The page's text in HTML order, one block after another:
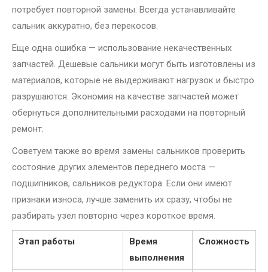
потребует повторной замены. Всегда устанавливайте
сальник аккуратно, без перекосов.
Еще одна ошибка — использование некачественных
запчастей. Дешевые сальники могут быть изготовлены из
материалов, которые не выдерживают нагрузок и быстро
разрушаются. Экономия на качестве запчастей может
обернуться дополнительными расходами на повторный
ремонт.
Советуем также во время замены сальников проверить
состояние других элементов переднего моста —
подшипников, сальников редуктора. Если они имеют
признаки износа, лучше заменить их сразу, чтобы не
разбирать узел повторно через короткое время.
Этап работы
Время
выполнения
Сложность